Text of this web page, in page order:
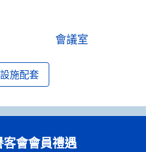
會議室
施配套
會會員禮遇